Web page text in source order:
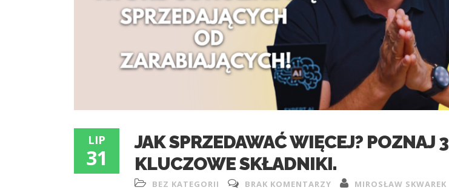
LIP
31
JAK SPRZEDAWAĆ WIĘCEJ? POZNAJ 3
KLUCZOWE SKŁADNIKI.
BEZ KATEGORII BRAK KOMENTARZY MIROSŁAW SKWAREK